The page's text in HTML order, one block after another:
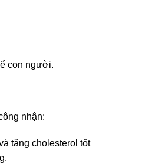
con người.
nhận:
tăng cholesterol tốt